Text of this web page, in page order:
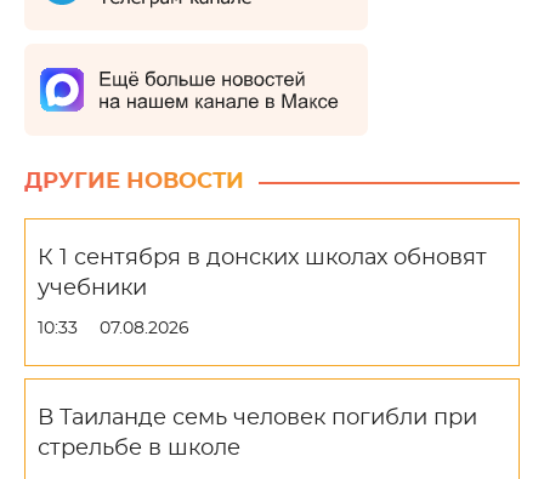
ДРУГИЕ НОВОСТИ
К 1 сентября в донских школах обновят
учебники
10:33 07.08.2026
В Таиланде семь человек погибли при
стрельбе в школе